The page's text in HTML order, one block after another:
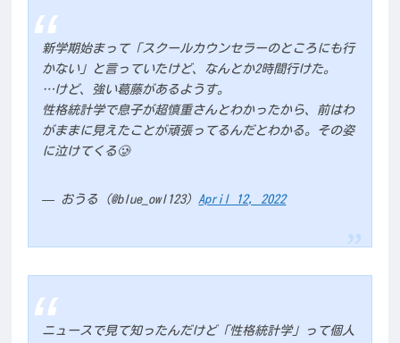
新学期始まって「スクールカウンセラーのところにも行
かない」と言っていたけど、なんとか2時間行けた。
…けど、強い葛藤があるようす。
性格統計学で息子が超慎重さんとわかったから、前はわ
がままに見えたことが頑張ってるんだとわかる。その姿
に泣けてくる🥲
— おうる (@blue_owl123) April 12, 2022
ニュースで見て知ったんだけど「性格統計学」って個人